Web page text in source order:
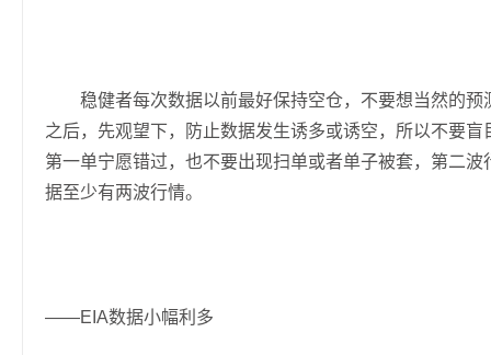
稳健者每次数据以前最好保持空仓，不要想当然的预
之后，先观望下，防止数据发生诱多或诱空，所以不要
第一单宁愿错过，也不要出现扫单或者单子被套，第二
据至少有两波行情。
——EIA数据小幅利多